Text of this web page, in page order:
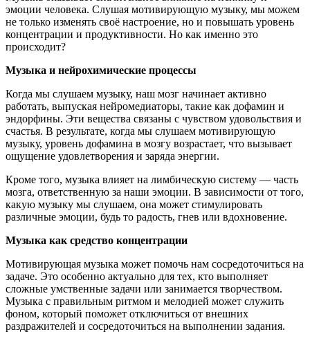
эмоции человека. Слушая мотивирующую музыку, мы можем
не только изменять своё настроение, но и повышать уровень
концентрации и продуктивности. Но как именно это
происходит?
Музыка и нейрохимические процессы
Когда мы слушаем музыку, наш мозг начинает активно
работать, выпуская нейромедиаторы, такие как дофамин и
эндорфины. Эти вещества связаны с чувством удовольствия и
счастья. В результате, когда мы слушаем мотивирующую
музыку, уровень дофамина в мозгу возрастает, что вызывает
ощущение удовлетворения и заряда энергии.
Кроме того, музыка влияет на лимбическую систему — часть
мозга, ответственную за наши эмоции. В зависимости от того,
какую музыку мы слушаем, она может стимулировать
различные эмоции, будь то радость, гнев или вдохновение.
Музыка как средство концентрации
Мотивирующая музыка может помочь нам сосредоточиться на
задаче. Это особенно актуально для тех, кто выполняет
сложные умственные задачи или занимается творчеством.
Музыка с правильным ритмом и мелодией может служить
фоном, который поможет отключиться от внешних
раздражителей и сосредоточиться на выполнении задания.